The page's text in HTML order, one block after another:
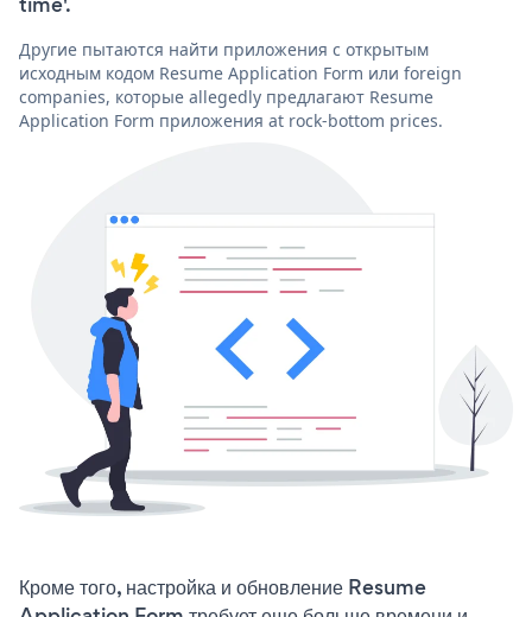
Другие пытаются найти приложения с открытым
исходным кодом Resume Application Form или foreign
companies, которые allegedly предлагают Resume
Application Form приложения at rock-bottom prices.
Кроме того, настройка и обновление Resume